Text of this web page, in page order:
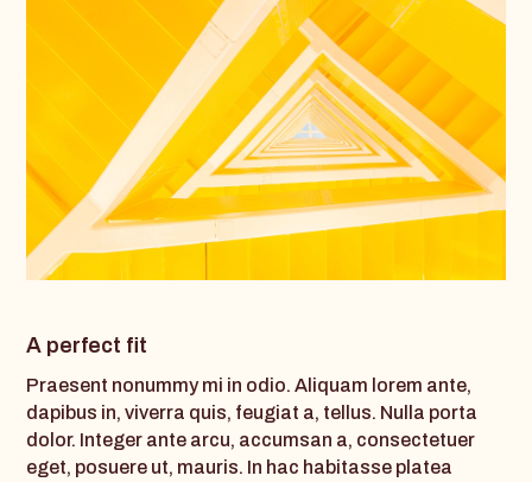
A perfect fit
Praesent nonummy mi in odio. Aliquam lorem ante,
dapibus in, viverra quis, feugiat a, tellus. Nulla porta
dolor. Integer ante arcu, accumsan a, consectetuer
eget, posuere ut, mauris. In hac habitasse platea